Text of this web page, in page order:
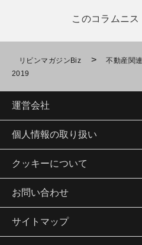
このコラムニ
リビンマガジンBiz >
不動産関
2019
運営会社
個人情報の取り扱い
クッキーについて
お問い合わせ
サイトマップ